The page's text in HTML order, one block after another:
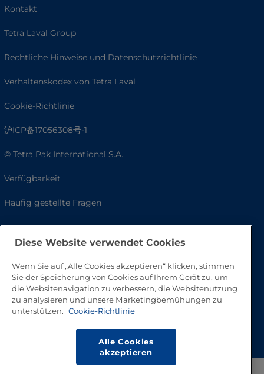
Kontakt
Tetra Laval Group
Rechtliche Hinweise und Datenschutzrichtlinie
Verhaltenskodex von Tetra Laval
Cookie-Richtlinie
沪ICP备17056308号-1
© Tetra Pak International S.A.
Verfügbarkeit
Häufig gestellte Fragen
Diese Website verwendet Cookies
Wenn Sie auf „Alle Cookies akzeptieren“ klicken, stimmen
Sie der Speicherung von Cookies auf Ihrem Gerät zu, um
die Websitenavigation zu verbessern, die Websitenutzung
zu analysieren und unsere Marketingbemühungen zu
unterstützen. Cookie-Richtlinie
Alle Cookies
akzeptieren